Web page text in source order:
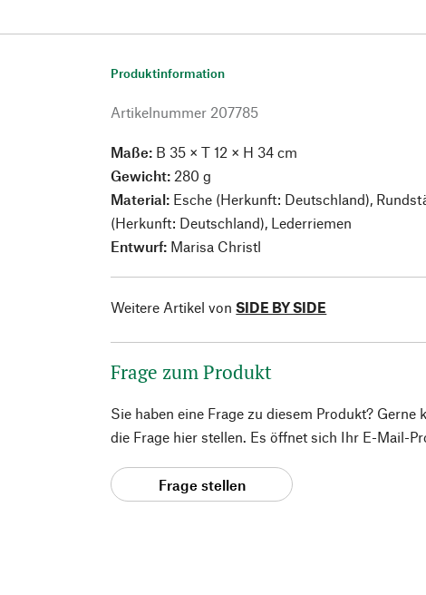
Produktinformation
Artikelnummer 207785
Maße: B 35 × T 12 × H 34 cm
Gewicht: 280 g
Material: Esche (Herkunft: Deutschland),
(Herkunft: Deutschland), Lederriemen
Entwurf: Marisa Christl
Weitere Artikel von SIDE BY SIDE
Frage zum Produkt
Sie haben eine Frage zu diesem Produkt? Gerne
die Frage hier stellen. Es öffnet sich Ihr E-Mail-
Frage stellen